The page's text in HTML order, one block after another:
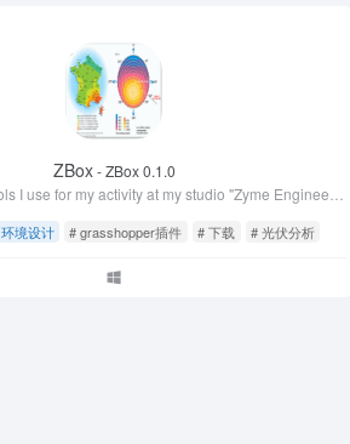
ZBox- ZBox 0.1.0
环境设计 # grasshopper插件 # 下载 # 光伏分析